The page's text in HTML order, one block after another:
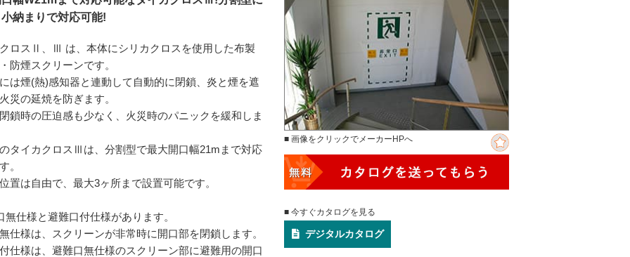
納まりで対応可能!
ロスⅡ、Ⅲ は、本体にシリカクロスを使用した布製
防煙スクリーンです。
は煙(熱)感知器と連動して自動的に閉鎖、炎と煙を遮
災の延焼を防ぎます。
鎖時の圧迫感も少なく、火災時のパニックを緩和しま
タイカクロスⅢは、分割型で最大開口幅21mまで対応
。
置は自由で、最大3ヶ所まで設置可能です。
無仕様と避難口付仕様があります。
仕様は、スクリーンが非常時に開口部を閉鎖します。
仕様は、避難口無仕様のスクリーン部に避難用の開口
■ 画像をクリックでメーカーHPへ
■ 今すぐカタログを見る
デジタルカタログ